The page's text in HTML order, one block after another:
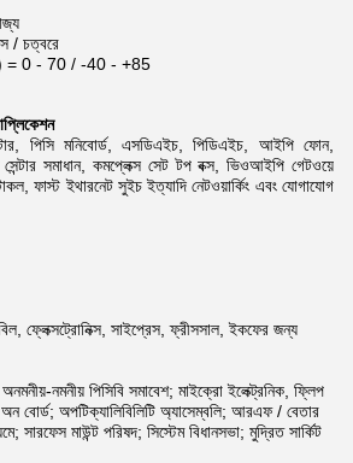
/ চত্বরে
= 0 - 70 / -40 - +85
পিসি মনিবোর্ড, এসডিএইচ, পিডিএইচ, আইপি ফোন,
সমাধান, কমপ্লেক্স সেট টপ বক্স, ভিওআইপি গেটওয়ে
ফাস্ট ইথারনেট সুইচইত্যাদি নেটওয়ার্কিং এবং যোগাযোগ
ফ্লেক্সট্রোনিক্স, সাইপ্রেস, ফ্রীসসাল, ইকফের জন্য
অনমনীয়-নমনীয় পিসিবি সমাবেশ; মাইক্রো ইলেক্ট্রনিক, ফ্লিপ
বোর্ড; অপটিক্যালিবিলিটি অ্যাসেম্বলি; আরএফ / বেতার
সারফেস মাউন্ট পরিষদ; সিস্টেম বিধানসভা; মুদ্রিত সার্কিট